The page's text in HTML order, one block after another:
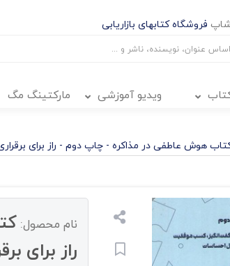
شاپ فروشگاه کتابهای بازاریابی
ویدیو آموزشی مارکتینگ مگ
هوش عاطفی در مذاکره - چاپ دوم - راز برای
نام محصول:
راز برای